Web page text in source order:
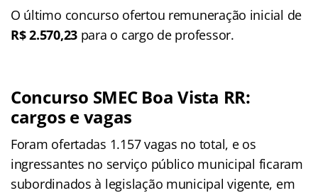
O último concurso ofertou remuneração inicial de
R$ 2.570,23 para o cargo de professor.
Concurso SMEC Boa Vista RR:
cargos e vagas
Foram ofertadas 1.157 vagas no total, e os
ingressantes no serviço público municipal ficaram
subordinados à legislação municipal vigente, em